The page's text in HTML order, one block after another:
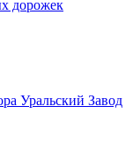
дорожек
Уральский Завод